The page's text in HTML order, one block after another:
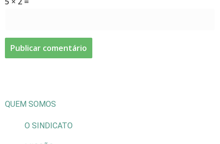
QUEM SOMOS
O SINDICATO